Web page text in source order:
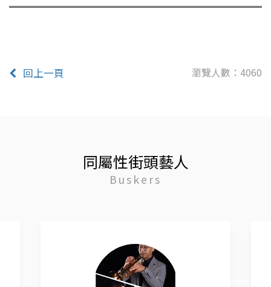
回上一頁 瀏覽人數：4060
同屬性街頭藝人
Buskers